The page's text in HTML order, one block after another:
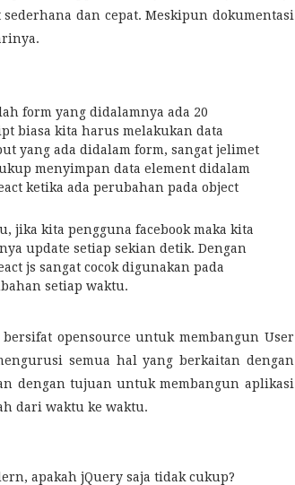
dan cepat. Meskipun dokumentasi
form yang didalamnya ada 20
biasa kita harus melakukan data
yang ada didalam form, sangat jelimet
menyimpan data element didalam
ketika ada perubahan pada object
jika kita pengguna facebook maka kita
update setiap sekian detik. Dengan
js sangat cocok digunakan pada
setiap waktu.
opensource untuk membangun User
semua hal yang berkaitan dengan
dengan tujuan untuk membangun aplikasi
dari waktu ke waktu.
apakah jQuery saja tidak cukup?